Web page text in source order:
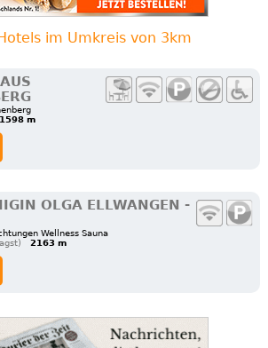
im Umkreis von 3km
1598 m
OLGA ELLWANGEN -
Wellness Sauna
2163 m